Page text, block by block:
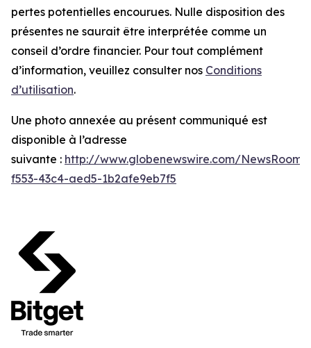
pertes potentielles encourues. Nulle disposition des
présentes ne saurait être interprétée comme un
conseil d’ordre financier. Pour tout complément
d’information, veuillez consulter nos Conditions
d’utilisation.
Une photo annexée au présent communiqué est
disponible à l’adresse
suivante : http://www.globenewswire.com/
f553-43c4-aed5-1b2afe9eb7f5